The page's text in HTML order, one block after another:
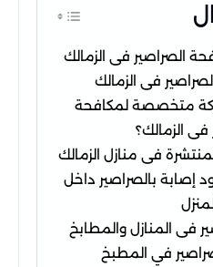
الصراصير فى الزمالك
فى الزمالك
متخصصة لمكافحة
فى الزمالك؟
فى منازل الزمالك
إصابة بالصراصير داخل
فى المنازل والمطابخ
في المطبخ